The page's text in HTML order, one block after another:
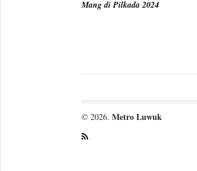
Mang di Pilkada 2024
© 2026. Metro Luwuk